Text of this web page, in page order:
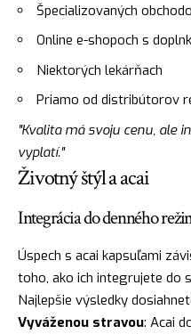
Špecializovaných
Online e-shopoch s
Niektorých lekárňach
Priamo od distribútorov
"Kvalita má svoju cenu, ale
vyplatí."
Životný štýl a acai
Integrácia do denného
Úspech s acai kapsuľami
toho, ako ich integrujete do
Najlepšie výsledky
Vyváženou stravou: Acai